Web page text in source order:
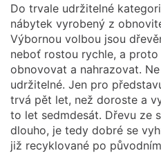
Do trvale udržitelné
nábytek vyrobený z
Výbornou volbou jsou
neboť rostou rychle, a
obnovovat a nahrazovat.
udržitelné. Jen pro
trvá pět let, než doroste a
to let sedmdesát. Dřevu ze
dlouho, je tedy dobré se
již recyklované po